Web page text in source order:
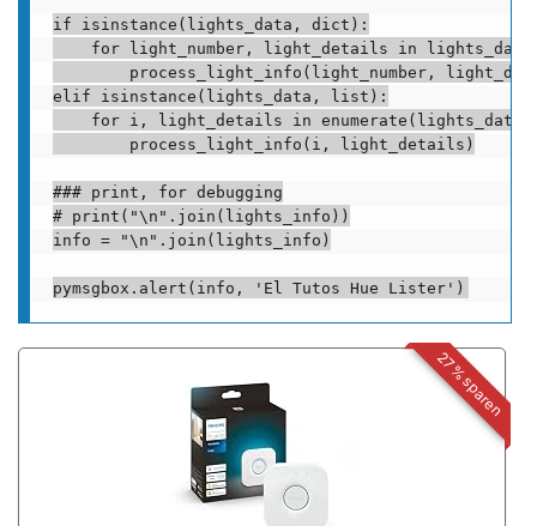
if isinstance(lights_data, dict):
for light_number, light_details in
process_light_info(light_number,
elif isinstance(lights_data, list):
for i, light_details in
        process_light_info(i, light_details)
### print, for debugging
# print("\n".join(lights_info))
info = "\n".join(lights_info)
27% sparen